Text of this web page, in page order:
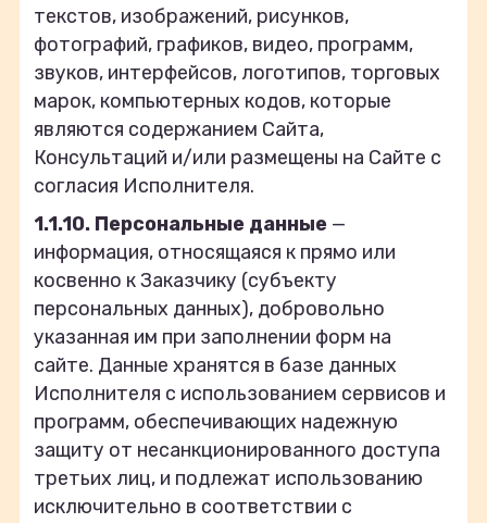
текстов, изображений, рисунков,
фотографий, графиков, видео, программ,
звуков, интерфейсов, логотипов, торговых
марок, компьютерных кодов, которые
являются содержанием Сайта,
Консультаций и/или размещены на Сайте с
согласия Исполнителя.
1.1.10. Персональные данные —
информация, относящаяся к прямо или
косвенно к Заказчику (субъекту
персональных данных), добровольно
указанная им при заполнении форм на
сайте. Данные хранятся в базе данных
Исполнителя с использованием сервисов и
программ, обеспечивающих надежную
защиту от несанкционированного доступа
третьих лиц, и подлежат использованию
исключительно в соответствии с